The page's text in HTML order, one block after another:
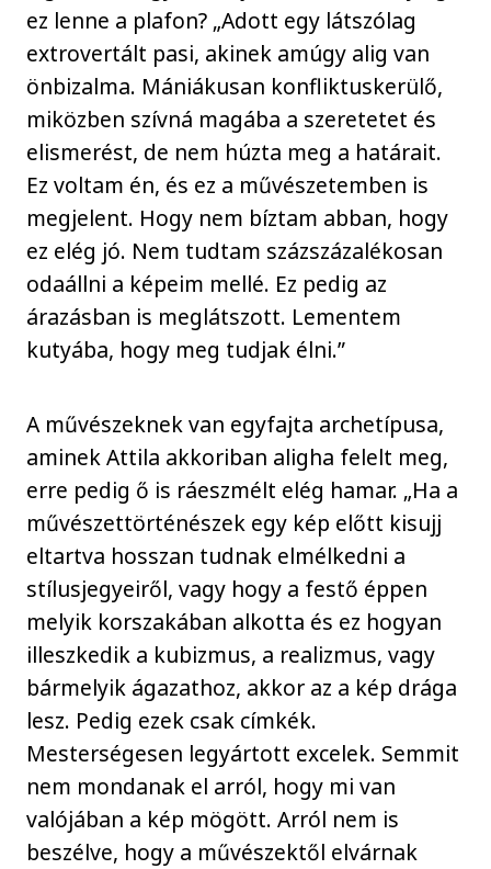
ez lenne a plafon? „Adott egy látszólag
extrovertált pasi, akinek amúgy alig van
önbizalma. Mániákusan konfliktuskerülő,
miközben szívná magába a szeretetet és
elismerést, de nem húzta meg a határait.
Ez voltam én, és ez a művészetemben is
megjelent. Hogy nem bíztam abban, hogy
ez elég jó. Nem tudtam százszázalékosan
odaállni a képeim mellé. Ez pedig az
árazásban is meglátszott. Lementem
kutyába, hogy meg tudjak élni.”
A művészeknek van egyfajta archetípusa,
aminek Attila akkoriban aligha felelt meg,
erre pedig ő is ráeszmélt elég hamar. „Ha a
művészettörténészek egy kép előtt kisujj
eltartva hosszan tudnak elmélkedni a
stílusjegyeiről, vagy hogy a festő éppen
melyik korszakában alkotta és ez hogyan
illeszkedik a kubizmus, a realizmus, vagy
bármelyik ágazathoz, akkor az a kép drága
lesz. Pedig ezek csak címkék.
Mesterségesen legyártott excelek. Semmit
nem mondanak el arról, hogy mi van
valójában a kép mögött. Arról nem is
beszélve, hogy a művészektől elvárnak